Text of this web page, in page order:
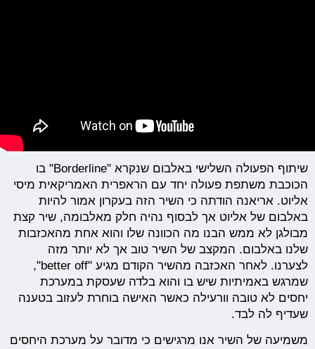
שיתוף הפעולה השלישי באלבום שנקרא "Borderline" בו
הכוכבת משתפת פעולה יחד עם הראפרית האמריקאית מיסי
אליוט. אריאנה הודתה כי השיר הזה בעקרון אמור להיות
באלבום של אליוט אך לבסוף נהיה חלק מאלבומה, שיר קצת
מבולגן לא ממש הבנו מה הכוונה שלו והוא אחת מהאכזבות
שלנו באלבום. המקצב של השיר טוב אך לא יותר מזה
לצערנו. לאחר האכזבה מהשיר הקודם מגיע "​better off",
שמרגש באמיתיות שיש בו והוא בלדה שעסקת במערכת
יחסים לא טובה וורעילה כאשר האישה בוחרת לעזוב בטענה
שעדיף לה לבד.
משמיעה של השיר אנו מרגישים כי מדובר על מערכת היחסים